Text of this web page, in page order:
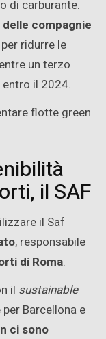
di carburante.
delle compagnie
ridurre le
un terzo
il 2024.
flotte green
il SAF
il Saf
, responsabile
di Roma.
il sustainable
Barcellona e
ci sono